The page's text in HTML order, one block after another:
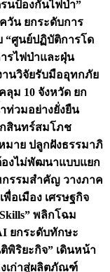
นป้องกันไฟป่า”
วัน ยกระดับการ
“ศูนย์ปฏิบัติการโด
รไฟป่าและฝุ่น
านวิจัยรับมืออุทกภัย
ลุม 10 จังหวัด ยก
ท่วมอย่างยั่งยืน
สินทร์สมโภช
าย ปลูกฝังธรรมาภิ
องไม่พัฒนาแบบแยก
กรรมสำคัญ วางภาค
อเมือง เศรษฐกิจ
พลิกโฉม
ยกระดับทักษะ
พิริยะกิจ” เดินหน้า
งเก่าสู่ผลิตภัณฑ์